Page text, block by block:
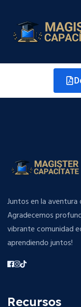
Juntos en la
Agradecemos
vibrante comunidad
aprendiendo juntos!
Recursos